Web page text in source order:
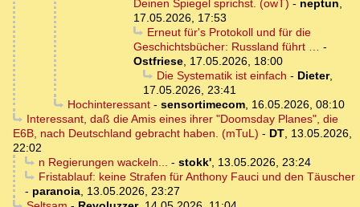
Deinen Spiegel sprichst. (owT) - neptun
17.05.2026, 17:53
Erneut für's Protokoll und für die
Geschichtsbücher: Russland führt …
-
Ostfriese 17.05.2026, 18:00
Die Systematik ist einfach - Dieter,
17.05.2026, 23:41
Hochinteressant- sensortimecom, 16.05.2026, 08:10
Interessant, daß die Amis eines ihrer "Doomsday Planes", die
E6B, nach Deutschland gebracht haben. (mTuL) - DT 13.05.2026,
22:02
n Regierungen wackeln...
- stokk', 13.05.2026, 23:24
Fristablauf: keine Strafen für Anthony Fauci und den Täuscher
- paranoia 13.05.2026, 23:27